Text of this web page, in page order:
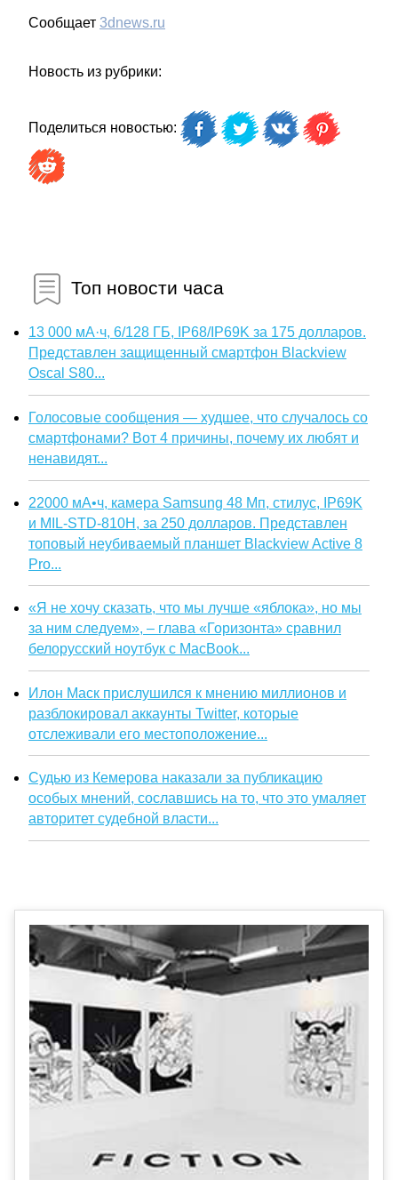
Сообщает 3dnews.ru
Новость из рубрики:
Поделиться новостью:
Топ новости часа
13 000 мА·ч, 6/128 ГБ, IP68/IP69K за 175 долларов.
Представлен защищенный смартфон Blackview
Oscal S80...
Голосовые сообщения — худшее, что случалось со
смартфонами? Вот 4 причины, почему их любят и
ненавидят...
22000 мА•ч, камера Samsung 48 Мп, стилус, IP69K
и MIL-STD-810H, за 250 долларов. Представлен
топовый неубиваемый планшет Blackview Active 8
Pro...
«Я не хочу сказать, что мы лучше «яблока», но мы
за ним следуем», – глава «Горизонта» сравнил
белорусский ноутбук с MacBook...
Илон Маск прислушился к мнению миллионов и
разблокировал аккаунты Twitter, которые
отслеживали его местоположение...
Судью из Кемерова наказали за публикацию
особых мнений, сославшись на то, что это умаляет
авторитет судебной власти...